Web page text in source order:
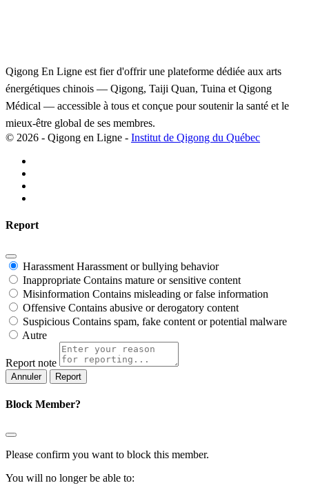
Qigong En Ligne est fier d'offrir une plateforme dédiée aux arts
énergétiques chinois — Qigong, Taiji Quan, Tuina et Qigong
Médical — accessible à tous et conçue pour soutenir la santé et le
mieux-être global de ses membres.
© 2026 - Qigong en Ligne - Institut de Qigong du Québec
Report
Harassment Harassment or bullying behavior
Inappropriate Contains mature or sensitive content
Misinformation Contains misleading or false information
Offensive Contains abusive or derogatory content
Suspicious Contains spam, fake content or potential malware
Autre
Report note
Report
Block Member?
Please confirm you want to block this member.
You will no longer be able to: